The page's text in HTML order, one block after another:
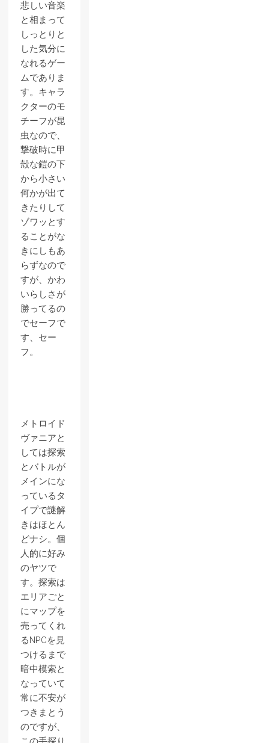
悲しい音楽
と相まって
しっとりと
した気分に
なれるゲー
ムでありま
す。キャラ
クターのモ
チーフが昆
虫なので、
撃破時に甲
殻な鎧の下
から小さい
何かが出て
きたりして
ゾワッとす
ることがな
きにしもあ
らずなので
すが、かわ
いらしさが
勝ってるの
でセーフで
す、セー
フ。
メトロイド
ヴァニアと
しては探索
とバトルが
メインにな
っているタ
イプで謎解
きはほとん
どナシ。個
人的に好み
のヤツで
す。探索は
エリアごと
にマップを
売ってくれ
るNPCを見
つけるまで
暗中模索と
なっていて
常に不安が
つきまとう
のですが、